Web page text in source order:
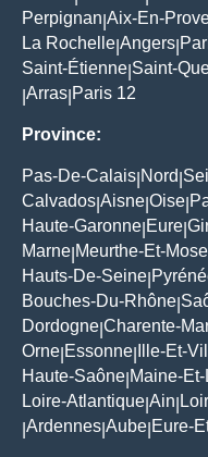
Perpignan Aix-En-
La Rochelle Angers
Saint-Étienne Saint-
Arras Paris 12
Province:
Pas-De-Calais Nord
Calvados Aisne Oise
Haute-Garonne Eure
Marne Meurthe-Et-
Hauts-De-Seine
Bouches-Du-Rhône
Dordogne Charente-
Orne Essonne Ille-Et-
Haute-Saône Maine-
Loire-Atlantique Ain
Ardennes Aube Eure-